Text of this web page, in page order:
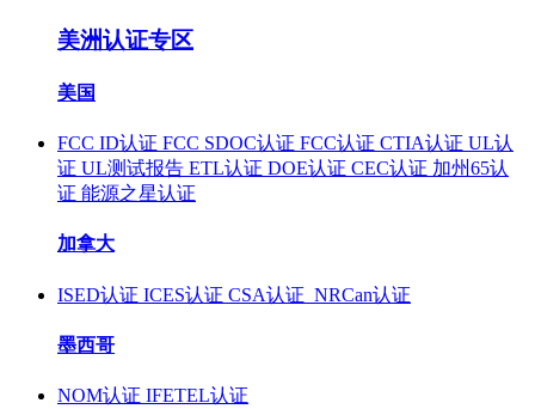
美洲认证专区
美国
FCC ID认证 FCC SDOC认证 FCC认证 CTIA认证 UL认
证 UL测试报告 ETL认证 DOE认证 CEC认证 加州65认
证 能源之星认证
加拿大
ISED认证 ICES认证 CSA认证 NRCan认证
墨西哥
NOM认证 IFETEL认证